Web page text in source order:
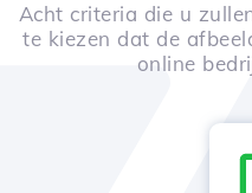
Acht criteria die u
te kiezen dat de
online